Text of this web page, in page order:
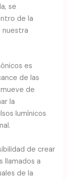
se
de la
nuestra
es
de las
de
la
lumínicos
de crear
llamados a
de la